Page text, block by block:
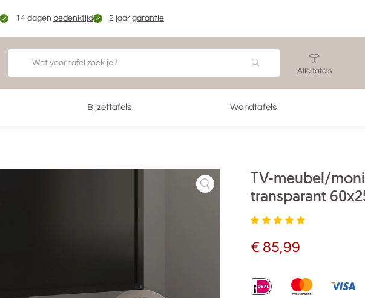
14 dagen bedenktijd 2 jaargarantie
Alle tafels
Bijzettafels Wandtafels
TV-meubel/
transparant
€ 85,99